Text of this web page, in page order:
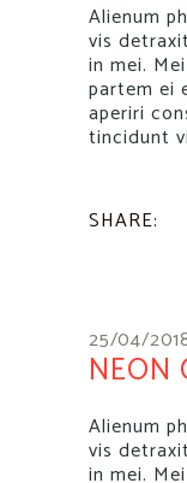
Alienum
vis
in mei.
partem ei
aperiri
tincidunt
SHARE:
25/04/
NEON
Alienum
vis
in mei.